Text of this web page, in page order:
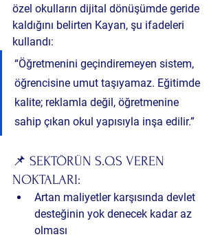
özel okulların dijital dönüşümde geride
kaldığını belirten Kayan, şu ifadeleri
kullandı:
“Öğretmenini geçindiremeyen sistem,
öğrencisine umut taşıyamaz. Eğitimde
kalite; reklamla değil, öğretmenine
sahip çıkan okul yapısıyla inşa edilir.”
📌 SEKTÖRÜN S.O.S VEREN
NOKTALARI:
Artan maliyetler karşısında devlet
desteğinin yok denecek kadar az
olması